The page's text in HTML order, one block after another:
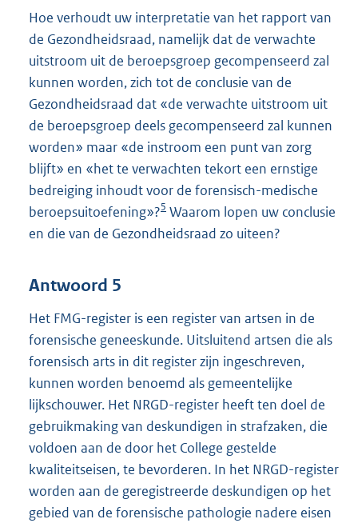
Hoe verhoudt uw interpretatie van het rapport van
de Gezondheidsraad, namelijk dat de verwachte
uitstroom uit de beroepsgroep gecompenseerd zal
kunnen worden, zich tot de conclusie van de
Gezondheidsraad dat «de verwachte uitstroom uit
de beroepsgroep deels gecompenseerd zal kunnen
worden» maar «de instroom een punt van zorg
blijft» en «het te verwachten tekort een ernstige
bedreiging inhoudt voor de forensisch-medische
beroepsuitoefening»?5 Waarom lopen uw conclusie
en die van de Gezondheidsraad zo uiteen?
Antwoord 5
Het FMG-register is een register van artsen in de
forensische geneeskunde. Uitsluitend artsen die als
forensisch arts in dit register zijn ingeschreven,
kunnen worden benoemd als gemeentelijke
lijkschouwer. Het NRGD-register heeft ten doel de
gebruikmaking van deskundigen in strafzaken, die
voldoen aan de door het College gestelde
kwaliteitseisen, te bevorderen. In het NRGD-register
worden aan de geregistreerde deskundigen op het
gebied van de forensische pathologie nadere eisen